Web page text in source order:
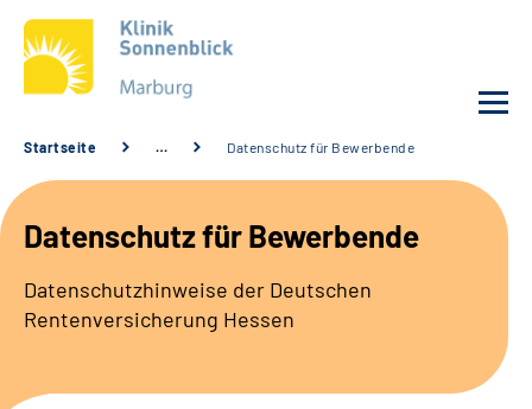
Unsere Klinik
Unsere Angebote
Service
Startseite … Datenschutz für Bewerbende
Datenschutz für Bewerbende
Datenschutzhinweise der Deutschen
Rentenversicherung Hessen